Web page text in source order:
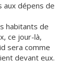
aux dépens de
habitants de
ce jour-là,
sera comme
devant eux.